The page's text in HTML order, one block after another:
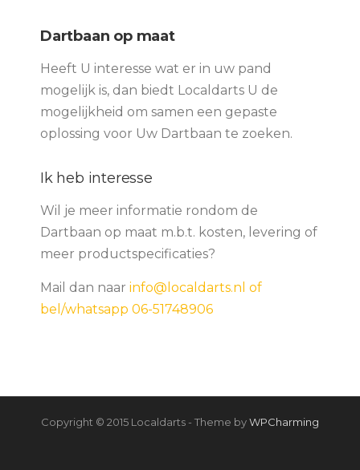
Dartbaan op maat
Heeft U interesse wat er in uw pand
mogelijk is, dan biedt Localdarts U de
mogelijkheid om samen een gepaste
oplossing voor Uw Dartbaan te zoeken.
Ik heb interesse
Wil je meer informatie rondom de
Dartbaan op maat m.b.t. kosten, levering of
meer productspecificaties?
Mail dan naar info@localdarts.nl of
bel/whatsapp 06-51748906
Copyright © 2015 Localdarts - Theme byWPCharming